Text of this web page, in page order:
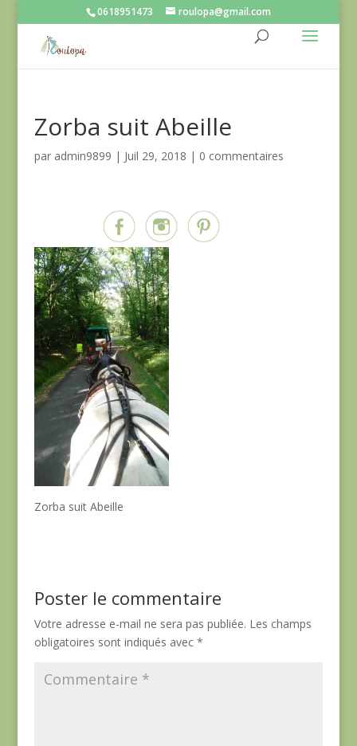
0618951473 roulopa@gmail.com
Zorba suit Abeille
par admin9899 | Juil 29, 2018 | 0 commentaires
Zorba suit Abeille
Poster le commentaire
Votre adresse e-mail ne sera pas publiée. Les champs
obligatoires sont indiqués avec *